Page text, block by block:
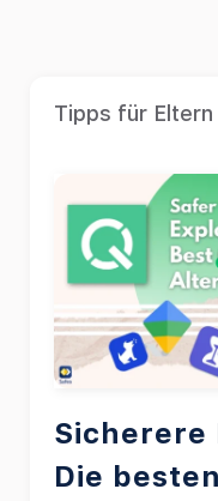
Tipps für Eltern
Sicherere
Die